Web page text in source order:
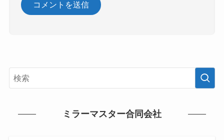
ミラーマスター合同会社